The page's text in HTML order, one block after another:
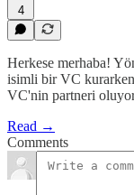
4
Herkese merhaba!
isimli bir VC
VC'nin partneri
Read →
Comments